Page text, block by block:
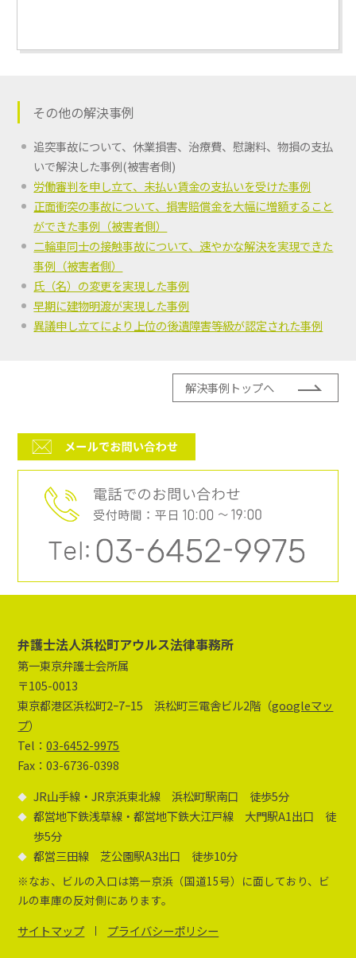
その他の解決事例
追突事故について、休業損害、治療費、慰謝料、物損の支払
いで解決した事例(被害者側)
労働審判を申し立て、未払い賃金の支払いを受けた事例
正面衝突の事故について、損害賠償金を大幅に増額すること
ができた事例（被害者側）
二輪車同士の接触事故について、速やかな解決を実現できた
事例（被害者側）
氏（名）の変更を実現した事例
早期に建物明渡が実現した事例
異議申し立てにより上位の後遺障害等級が認定された事例
解決事例トップへ
弁護士法人浜松町アウルス法律事務所
第一東京弁護士会所属
〒105-0013
東京都港区浜松町2ｰ7ｰ15 浜松町三電舎ビル2階（googleマッ
プ）
Tel：03-6452-9975
Fax：03-6736-0398
JR山手線・JR京浜東北線 浜松町駅南口 徒歩5分
都営地下鉄浅草線・都営地下鉄大江戸線 大門駅A1出口 徒
歩5分
都営三田線 芝公園駅A3出口 徒歩10分
※なお、ビルの入口は第一京浜（国道15号）に面しており、ビ
ルの車庫の反対側にあります。
サイトマップ プライバシーポリシー